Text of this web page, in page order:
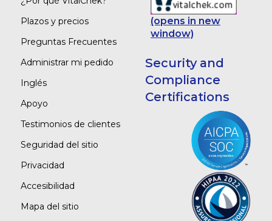
Plazos y precios
Preguntas Frecuentes
Administrar mi pedido
Inglés
Apoyo
Testimonios de clientes
Seguridad del sitio
Privacidad
Accesibilidad
Mapa del sitio
(opens in new
window)
Security and
Compliance
Certifications